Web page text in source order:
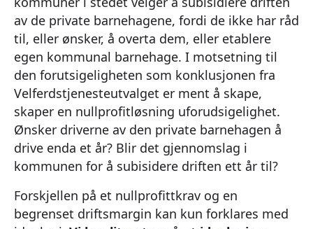
av de private barnehagene, fordi de ikke har råd
til, eller ønsker, å overta dem, eller etablere
egen kommunal barnehage. I motsetning til
den forutsigeligheten som konklusjonen fra
Velferdstjenesteutvalget er ment å skape,
skaper en nullprofitløsning uforudsigelighet.
Ønsker driverne av den private barnehagen å
drive enda et år? Blir det gjennomslag i
kommunen for å subisidere driften ett år til?
Forskjellen på et nullprofittkrav og en
begrenset driftsmargin kan kun forklares med